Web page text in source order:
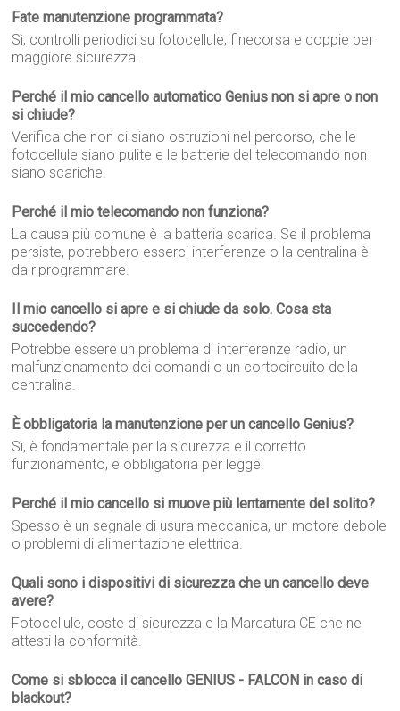
Fate manutenzione programmata?
Sì, controlli periodici su fotocellule, finecorsa e coppie per
maggiore sicurezza.
Perché il mio cancello automatico Genius non si apre o non
si chiude?
Verifica che non ci siano ostruzioni nel percorso, che le
fotocellule siano pulite e le batterie del telecomando non
siano scariche.
Perché il mio telecomando non funziona?
La causa più comune è la batteria scarica. Se il problema
persiste, potrebbero esserci interferenze o la centralina è
da riprogrammare.
Il mio cancello si apre e si chiude da solo. Cosa sta
succedendo?
Potrebbe essere un problema di interferenze radio, un
malfunzionamento dei comandi o un cortocircuito della
centralina.
È obbligatoria la manutenzione per un cancello Genius?
Sì, è fondamentale per la sicurezza e il corretto
funzionamento, e obbligatoria per legge.
Perché il mio cancello si muove più lentamente del solito?
Spesso è un segnale di usura meccanica, un motore debole
o problemi di alimentazione elettrica.
Quali sono i dispositivi di sicurezza che un cancello deve
avere?
Fotocellule, coste di sicurezza e la Marcatura CE che ne
attesti la conformità.
Come si sblocca il cancello GENIUS - FALCON in caso di
blackout?